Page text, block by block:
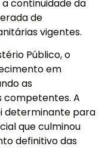
continuidade da
de
vigentes.
Público, o
em
as
competentes. A
determinante para
que culminou
definitivo das